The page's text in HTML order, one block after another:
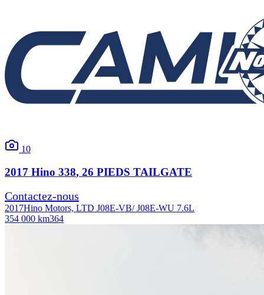
10
2017 Hino 338, 26 PIEDS TAILGATE
Contactez-nous
2017Hino Motors, LTD J08E-VB/ J08E-WU 7.6L
354 000 km364